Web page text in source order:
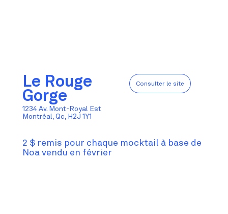
Le Rouge
Gorge
Consulter le site
1234 Av. Mont-Royal Est
Montréal, Qc, H2J 1Y1
2 $ remis pour chaque mocktail à base de
Noa vendu en février